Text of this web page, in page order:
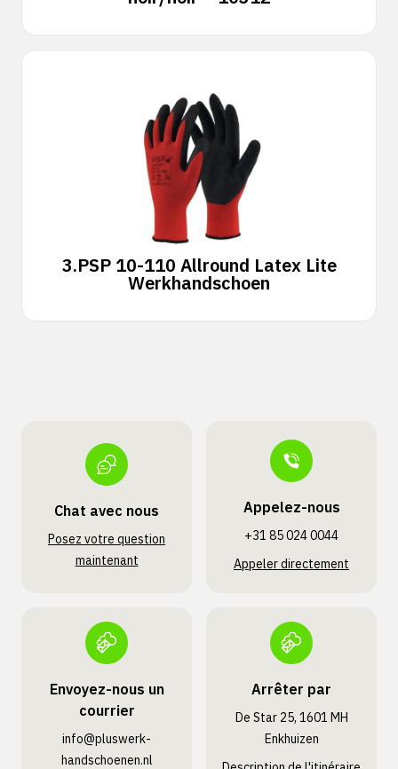
3.PSP 10-110 Allround Latex Lite
Werkhandschoen
Chat avec nous
Posez votre question
maintenant
Appelez-nous
+31 85 024 0044
Appeler directement
Envoyez-nous un
courrier
info@pluswerk­
handschoenen.nl
Arrêter par
De Star 25, 1601 MH
Enkhuizen